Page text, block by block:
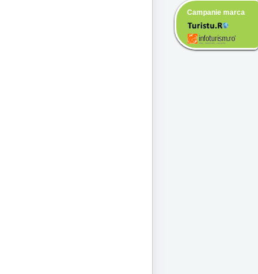
Campanie marca